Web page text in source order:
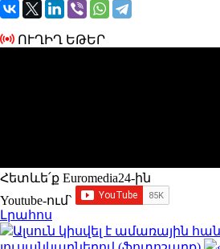
ՈՒՂԻՂ ԵԹԵՐ
Հետևե՛ք Euromedia24-ին
Youtube-ում`
Լրահոս
Ալսուն կիսվել է ամառային